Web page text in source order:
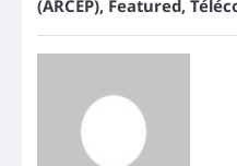
(ARCEP), Featured,